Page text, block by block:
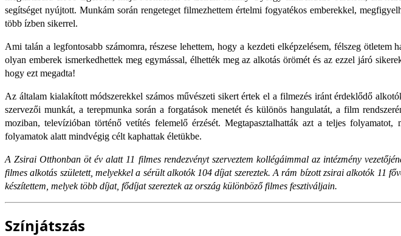
segítséget nyújtott. Munkám során rengeteget filmezhettem értelmi fogyatékos emberekkel,
több ízben sikerrel.
Ami talán a legfontosabb számomra, részese lehettem, hogy a kezdeti elképzelésem, félszeg
olyan emberek ismerkedhettek meg egymással, élhették meg az alkotás örömét és az ezzel járó
hogy ezt megadta!
Az általam kialakított módszerekkel számos művészeti sikert értek el a filmezés iránt érdeklődő
szervezői munkát, a terepmunka során a forgatások menetét és különös hangulatát, a film
moziban, televízióban történő vetítés felemelő érzését. Megtapasztalhatták azt a teljes
folyamatok alatt mindvégig célt kaphattak életükbe.
A Zsirai Otthonban öt év alatt 11 filmes rendezvényt szerveztem kollégáimmal az intézmény
filmes alkotás született, melyekkel a sérült alkotók 104 díjat szereztek. A rám bízott zsirai alkotók 11
készítettem, melyek több díjat, fődíjat szereztek az ország különböző filmes fesztiváljain.
Színjátszás